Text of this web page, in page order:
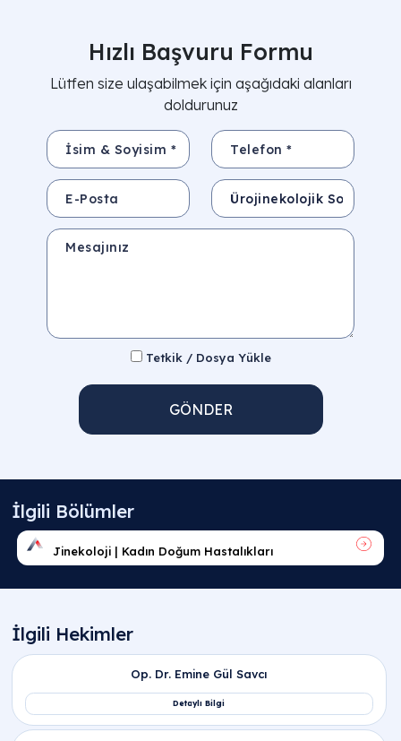
Hızlı Başvuru Formu
Lütfen size ulaşabilmek için aşağıdaki alanları
doldurunuz
İsim & Soyisim * Telefon *
E-Posta Konu
Mesajınız
Tetkik / Dosya Yükle
GÖNDER